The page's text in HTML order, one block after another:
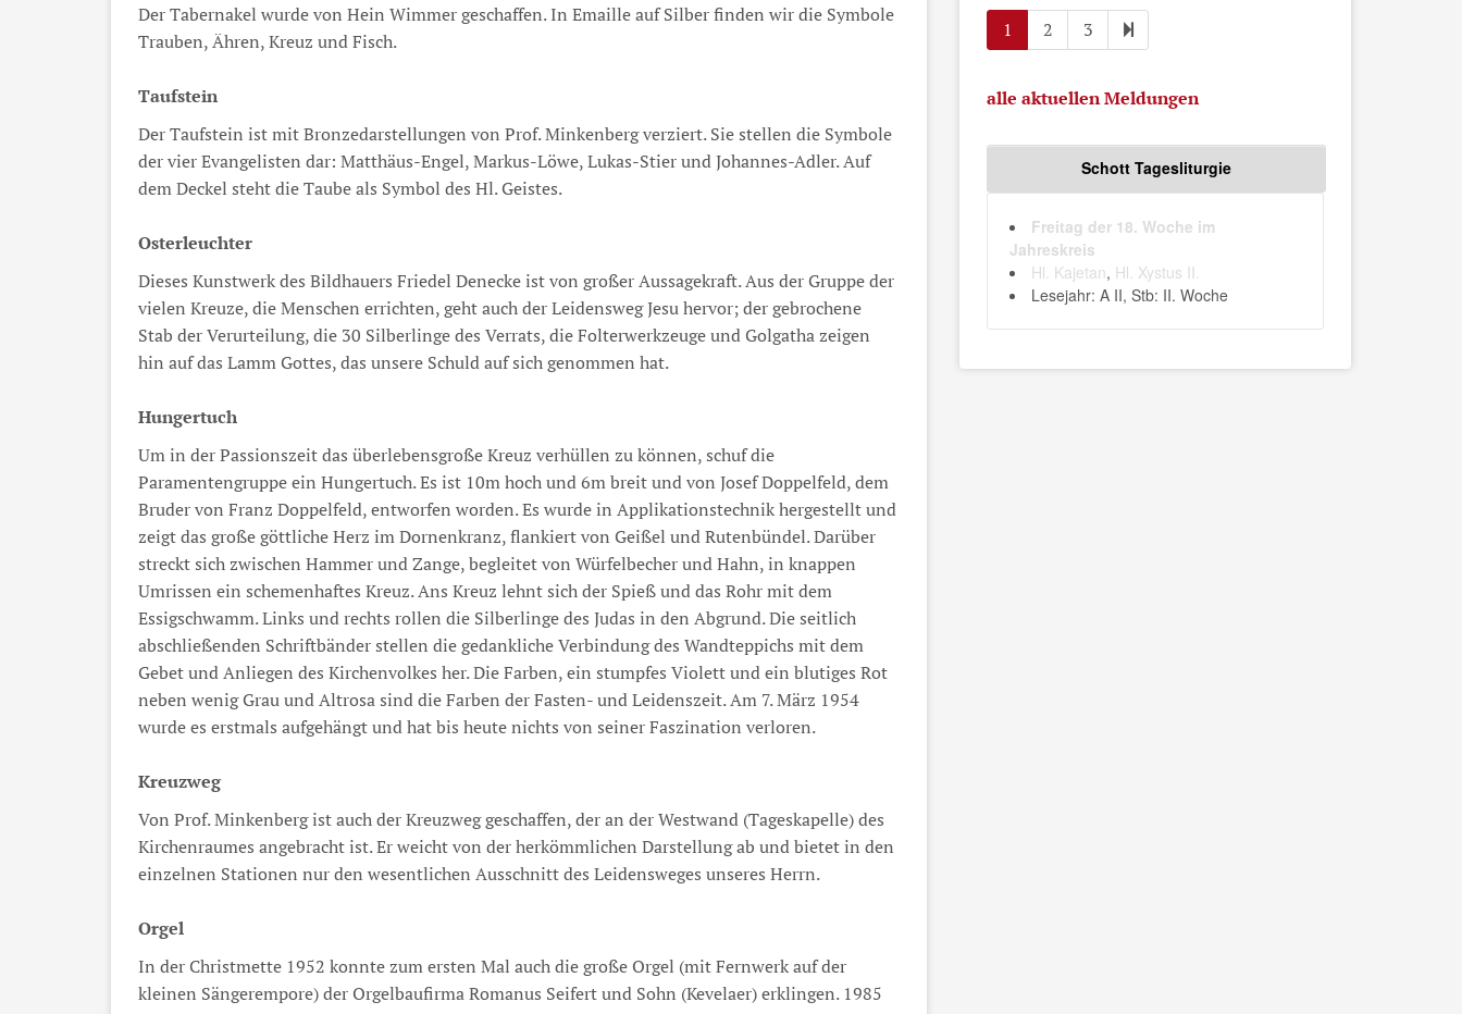
Der Tabernakel wurde von Hein Wimmer geschaffen. In Emaille auf Silber finden wir die Symbole
Trauben, Ähren, Kreuz und Fisch.
Taufstein
Der Taufstein ist mit Bronzedarstellungen von Prof. Minkenberg verziert. Sie stellen die Symbole
der vier Evangelisten dar: Matthäus-Engel, Markus-Löwe, Lukas-Stier und Johannes-Adler. Auf
dem Deckel steht die Taube als Symbol des Hl. Geistes.
Osterleuchter
Dieses Kunstwerk des Bildhauers Friedel Denecke ist von großer Aussagekraft. Aus der Gruppe der
vielen Kreuze, die Menschen errichten, geht auch der Leidensweg Jesu hervor; der gebrochene
Stab der Verurteilung, die 30 Silberlinge des Verrats, die Folterwerkzeuge und Golgatha zeigen
hin auf das Lamm Gottes, das unsere Schuld auf sich genommen hat.
Hungertuch
Um in der Passionszeit das überlebensgroße Kreuz verhüllen zu können, schuf die
Paramentengruppe ein Hungertuch. Es ist 10m hoch und 6m breit und von Josef Doppelfeld, dem
Bruder von Franz Doppelfeld, entworfen worden. Es wurde in Applikationstechnik hergestellt und
zeigt das große göttliche Herz im Dornenkranz, flankiert von Geißel und Rutenbündel. Darüber
streckt sich zwischen Hammer und Zange, begleitet von Würfelbecher und Hahn, in knappen
Umrissen ein schemenhaftes Kreuz. Ans Kreuz lehnt sich der Spieß und das Rohr mit dem
Essigschwamm. Links und rechts rollen die Silberlinge des Judas in den Abgrund. Die seitlich
abschließenden Schriftbänder stellen die gedankliche Verbindung des Wandteppichs mit dem
Gebet und Anliegen des Kirchenvolkes her. Die Farben, ein stumpfes Violett und ein blutiges Rot
neben wenig Grau und Altrosa sind die Farben der Fasten- und Leidenszeit. Am 7. März 1954
wurde es erstmals aufgehängt und hat bis heute nichts von seiner Faszination verloren.
Kreuzweg
Von Prof. Minkenberg ist auch der Kreuzweg geschaffen, der an der Westwand (Tageskapelle) des
Kirchenraumes angebracht ist. Er weicht von der herkömmlichen Darstellung ab und bietet in den
einzelnen Stationen nur den wesentlichen Ausschnitt des Leidensweges unseres Herrn.
Orgel
In der Christmette 1952 konnte zum ersten Mal auch die große Orgel (mit Fernwerk auf der
kleinen Sängerempore) der Orgelbaufirma Romanus Seifert und Sohn (Kevelaer) erklingen. 1985
1 2 3
alle aktuellen Meldungen
Schott Tagesliturgie
Freitag der 18. Woche im
Jahreskreis
Hl. Kajetan, Hl. Xystus II.
Lesejahr: A II, Stb: II. Woche